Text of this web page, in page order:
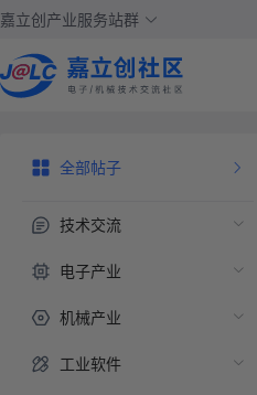
嘉立创产业服务站群
全部帖子
技术交流
电子产业
机械产业
工业软件